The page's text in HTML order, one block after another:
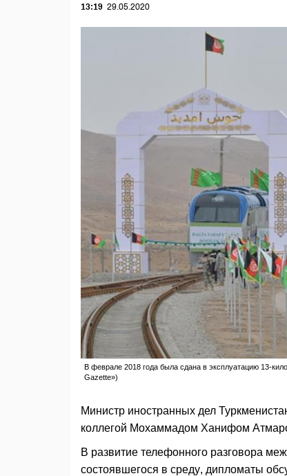
13:19 29.05.2020
В феврале 2018 года была сдана в эксплуатацию 13-
Gazette»)
Министр иностранных дел
коллегой Мохаммадом Ханифом
В развитие телефонного разговора
состоявшегося в среду, дипломаты